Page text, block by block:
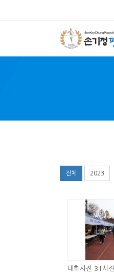
전체 2023
대회사진 31사진